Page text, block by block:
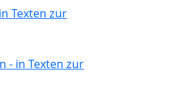
Texten zur
- in Texten zur